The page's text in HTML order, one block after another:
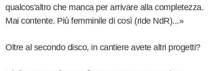
qualcos'altro che manca per arrivare alla completezza.
Mai contente. Più femminile di così (ride NdR)...»
Oltre al secondo disco, in cantiere avete altri progetti?